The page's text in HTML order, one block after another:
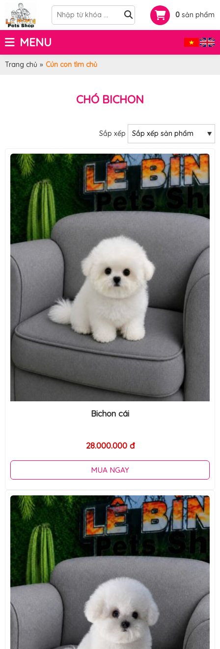
0 sản phẩm
MENU
Trang chủ » Cún con tìm chủ
CHÓ BICHON
Sắp xếp
Bichon cái
28.000.000 đ
MUA NGAY